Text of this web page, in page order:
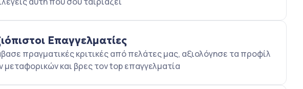
Επαγγελματίες
πραγματικές κριτικές από πελάτες μας, αξιολόγησε τα προφίλ
μεταφορικών και βρες τον top επαγγελματία